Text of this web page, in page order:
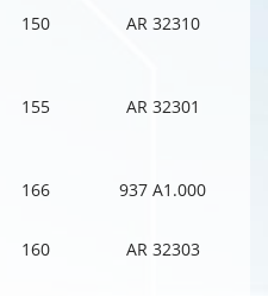
150 AR 32310
155 AR 32301
166 937 A1.000
160 AR 32303